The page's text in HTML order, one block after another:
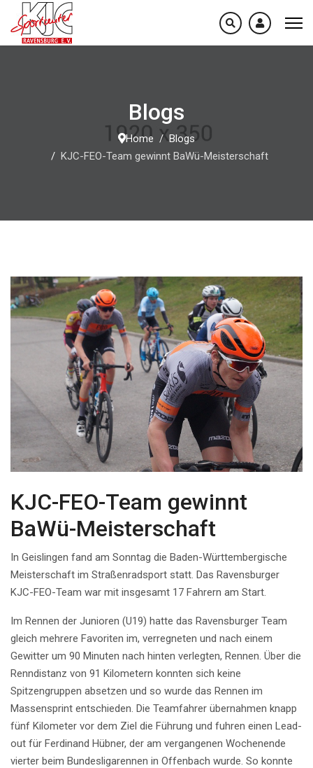
Blogs
Home
Blogs
KJC-FEO-Team gewinnt BaWü-Meisterschaft
KJC-FEO-Team gewinnt
BaWü-Meisterschaft
In Geislingen fand am Sonntag die Baden-Württembergische
Meisterschaft im Straßenradsport statt. Das Ravensburger
KJC-FEO-Team war mit insgesamt 17 Fahrern am Start.
Im Rennen der Junioren (U19) hatte das Ravensburger Team
gleich mehrere Favoriten im, verregneten und nach einem
Gewitter um 90 Minuten nach hinten verlegten, Rennen. Über die
Renndistanz von 91 Kilometern konnten sich keine
Spitzengruppen absetzen und so wurde das Rennen im
Massensprint entschieden. Die Teamfahrer übernahmen knapp
fünf Kilometer vor dem Ziel die Führung und fuhren einen Lead-
out für Ferdinand Hübner, der am vergangenen Wochenende
vierter beim Bundesligarennen in Offenbach wurde. So konnte